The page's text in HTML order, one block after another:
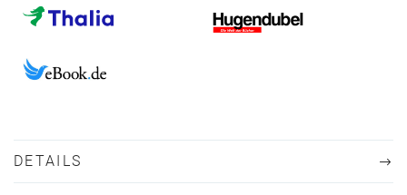
DETAILS